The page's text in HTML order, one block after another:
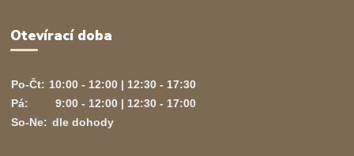
Otevírací doba
Po-Čt: 10:00 - 12:00 | 12:30 - 17:30
Pá:
9:00 - 12:00 | 12:30 - 17:00
So-Ne: dle dohody